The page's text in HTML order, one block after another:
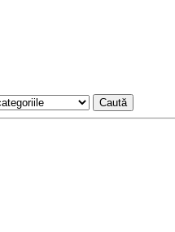
Caută